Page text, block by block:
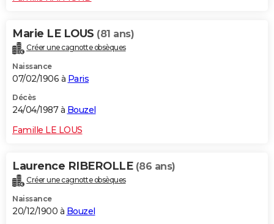
Marie LE LOUS (81 ans)
Créer une cagnotte obsèques
Naissance
07/02/1906 à Paris
Décès
24/04/1987 à Bouzel
Famille LE LOUS
Laurence RIBEROLLE (86 ans)
Créer une cagnotte obsèques
Naissance
20/12/1900 à Bouzel